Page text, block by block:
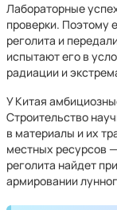
Лабораторные
проверки. Поэтому
реголита и
испытают его в
радиации и
У Китая
Строительство
в материалы и их
местных ресурсов
реголита найдет
армировании